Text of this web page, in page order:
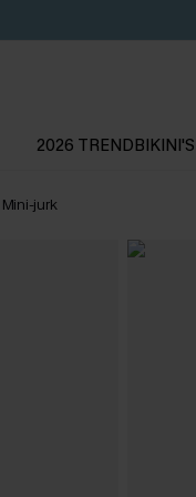
2026 TRENDBIKINI'S
jurk